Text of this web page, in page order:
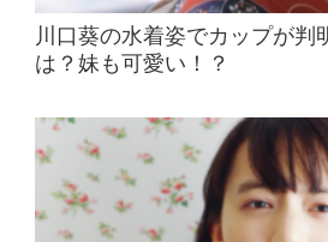
川口葵の水着姿でカップが判
は？妹も可愛い！？